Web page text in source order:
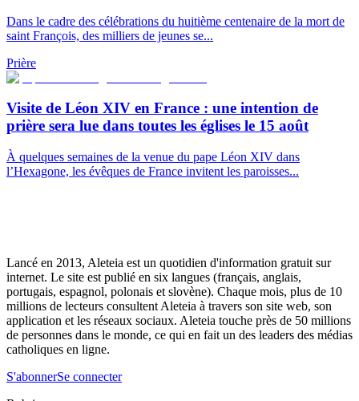
Dans le cadre des célébrations du huitième centenaire de la mort de
saint François, des milliers de jeunes se...
Prière
Visite de Léon XIV en France : une intention de
prière sera lue dans toutes les églises le 15 août
À quelques semaines de la venue du pape Léon XIV dans
l’Hexagone, les évêques de France invitent les paroisses...
Lancé en 2013, Aleteia est un quotidien d'information gratuit sur
internet. Le site est publié en six langues (français, anglais,
portugais, espagnol, polonais et slovène). Chaque mois, plus de 10
millions de lecteurs consultent Aleteia à travers son site web, son
application et les réseaux sociaux. Aleteia touche près de 50 millions
de personnes dans le monde, ce qui en fait un des leaders des médias
catholiques en ligne.
S'abonnerSe connecter